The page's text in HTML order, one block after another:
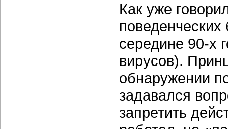
Как уже
середине 90-х
вирусов).
обнаружении
задавался
запретить